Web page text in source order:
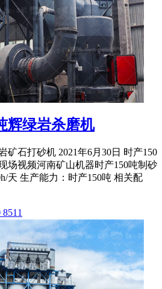
辉绿岩杀磨机
矿石打砂机 2021年6月30日 时产150
场视频河南矿山机器时产150吨制砂
天 生产能力：时产150吨 相关配